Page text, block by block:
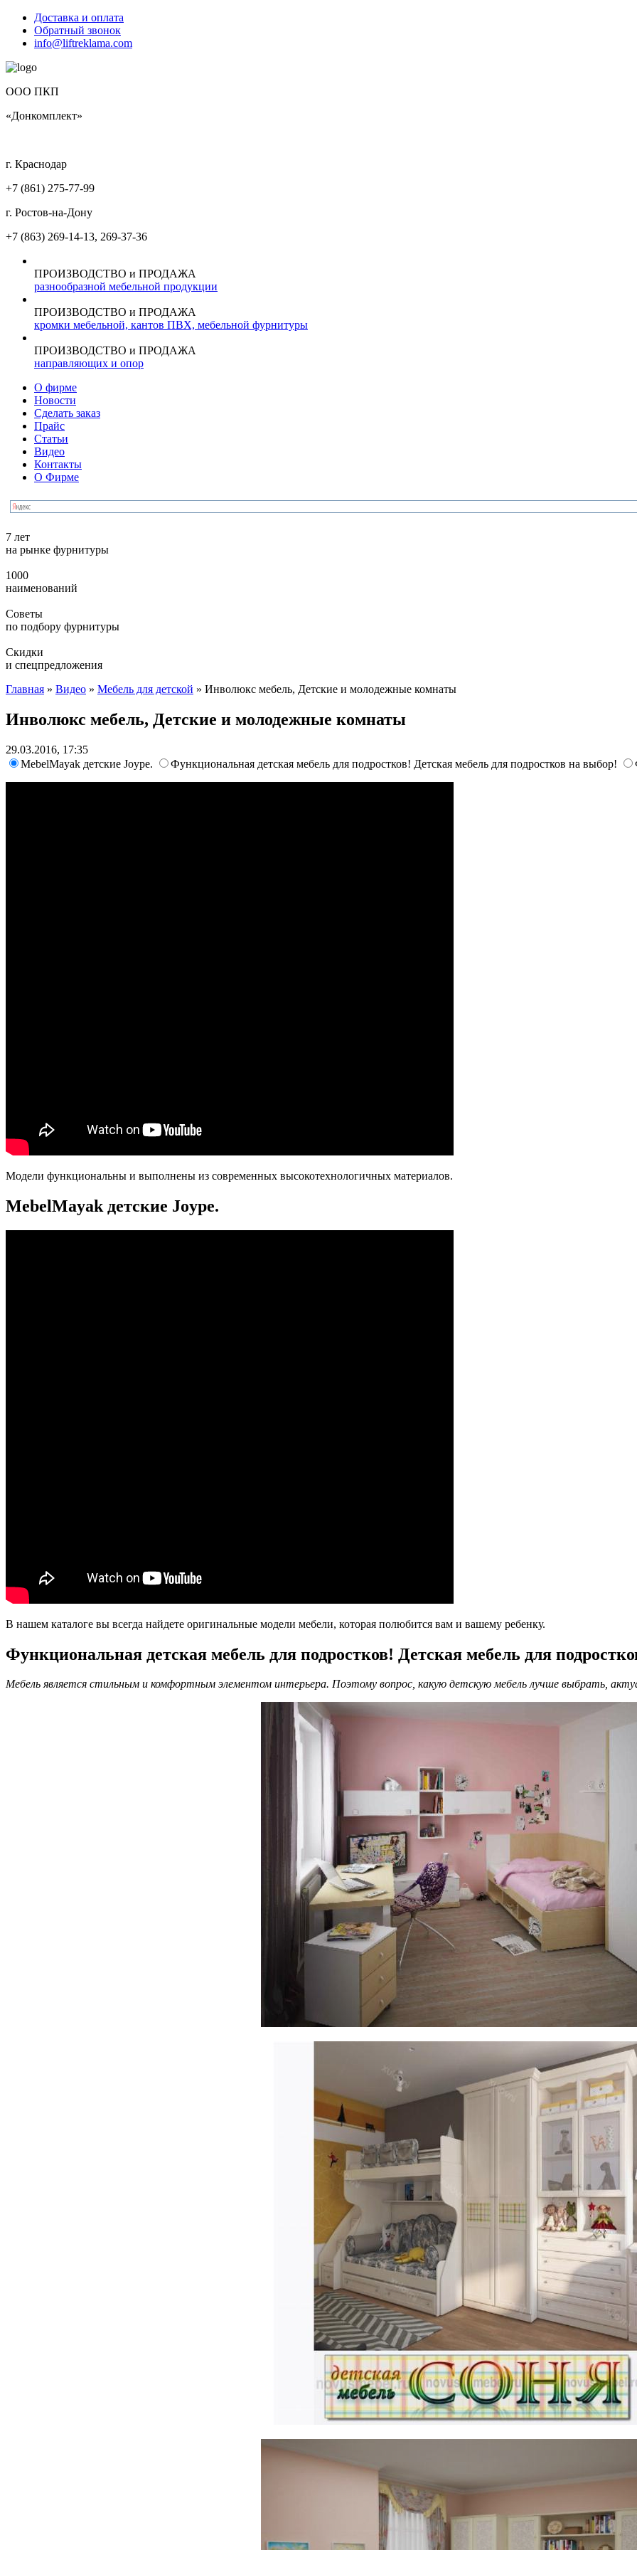
Доставка и оплата
Обратный звонок
info@liftreklama.com
ООО ПКП
«Донкомплект»
г. Краснодар
+7 (861) 275-77-99
г. Ростов-на-Дону
+7 (863) 269-14-13, 269-37-36
ПРОИЗВОДСТВО и ПРОДАЖА
разнообразной мебельной продукции
ПРОИЗВОДСТВО и ПРОДАЖА
кромки мебельной, кантов ПВХ, мебельной фурнитуры
ПРОИЗВОДСТВО и ПРОДАЖА
направляющих и опор
О фирме
Новости
Сделать заказ
Прайс
Статьи
Видео
Контакты
О Фирме
7 лет
на рынке фурнитуры
1000
наименований
Советы
по подбору фурнитуры
Скидки
и спецпредложения
Главная » Видео » Мебель для детской » Инволюкс мебель, Детские и молодежные комнаты
Инволюкс мебель, Детские и молодежные комнаты
29.03.2016, 17:35
MebelMayak детские Joype.
Функциональная детская мебель для подростков! Детская мебель для подростков на выбор!
Модели функциональны и выполнены из современных высокотехнологичных материалов.
MebelMayak детские Joype.
В нашем каталоге вы всегда найдете оригинальные модели мебели, которая полюбится вам и вашему ребенку.
Функциональная детская мебель для подростков! Детская мебель для
Мебель является стильным и комфортным элементом интерьера. Поэтому вопрос, какую детскую мебель лучше выбрать,